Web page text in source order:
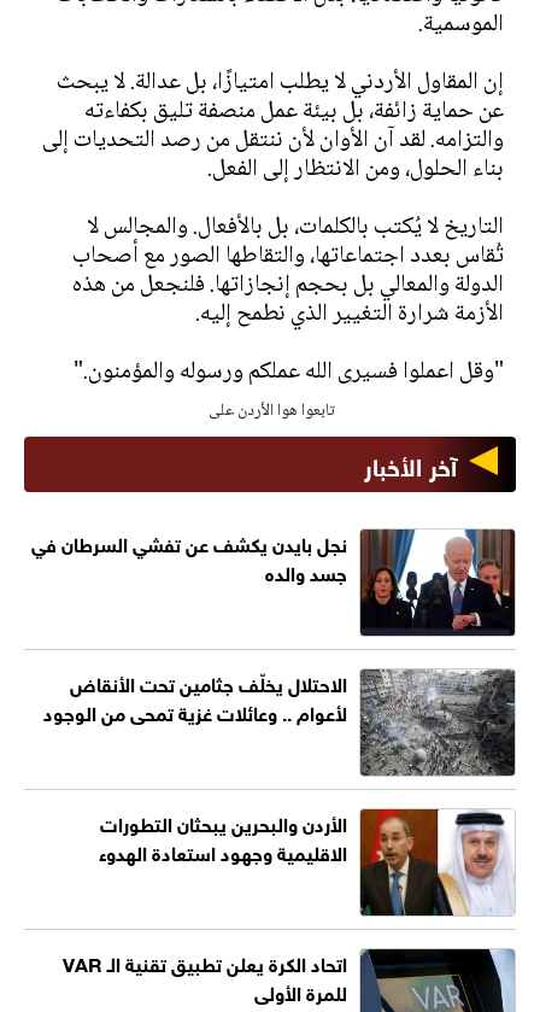
الموسمية.
إن المقاول الأردني لا يطلب امتيازًا، بل عدالة. لا يبحث
عن حماية زائفة، بل بيئة عمل منصفة تليق بكفاءته
والتزامه. لقد آن الأوان لأن ننتقل من رصد التحديات إلى
بناء الحلول، ومن الانتظار إلى الفعل.
التاريخ لا يُكتب بالكلمات، بل بالأفعال. والمجالس لا
تُقاس بعدد اجتماعاتها، والتقاطها الصور مع أصحاب
الدولة والمعالي بل بحجم إنجازاتها. فلنجعل من هذه
الأزمة شرارة التغيير الذي نطمح إليه.
"وقل اعملوا فسيرى الله عملكم ورسوله والمؤمنون."
تابعوا هوا الأردن على
آخر الأخبار
نجل بايدن يكشف عن تفشي السرطان في
جسد والده
الاحتلال يخلّف جثامين تحت الأنقاض
لأعوام .. وعائلات غزية تمحى من الوجود
الأردن والبحرين يبحثان التطورات
الاقليمية وجهود استعادة الهدوء
اتحاد الكرة يعلن تطبيق تقنية الـ VAR
للمرة الأولى